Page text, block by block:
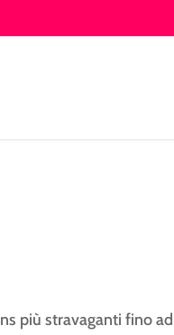
più stravaganti fino ad